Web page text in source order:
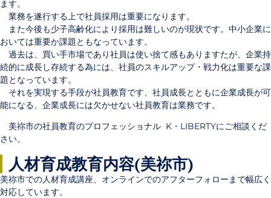
ます。
業務を遂行する上で社員採用は重要になります。
また今後も少子高齢化により採用は難しいのが現状です。中小企業に
おいては重要か課題ともなっています。
過去は、買い手市場であり社員は使い捨て感もありますたが、企業持
続的に成長し存続する為には、社員のスキルアップ・戦力化は重要な課
題となっています。
それを実現する手段が社員教育です、社員成長とともに企業成長が可
能になる、企業成長には欠かせない社員教育は業務です。
美祢市の社員教育のプロフェッショナル K・LIBERTYにご相談くだ
さい。
人材育成教育内容(美祢市)
美祢市での人材育成講座、 オンラインでのアフターフォローまで幅広く
対応しています。